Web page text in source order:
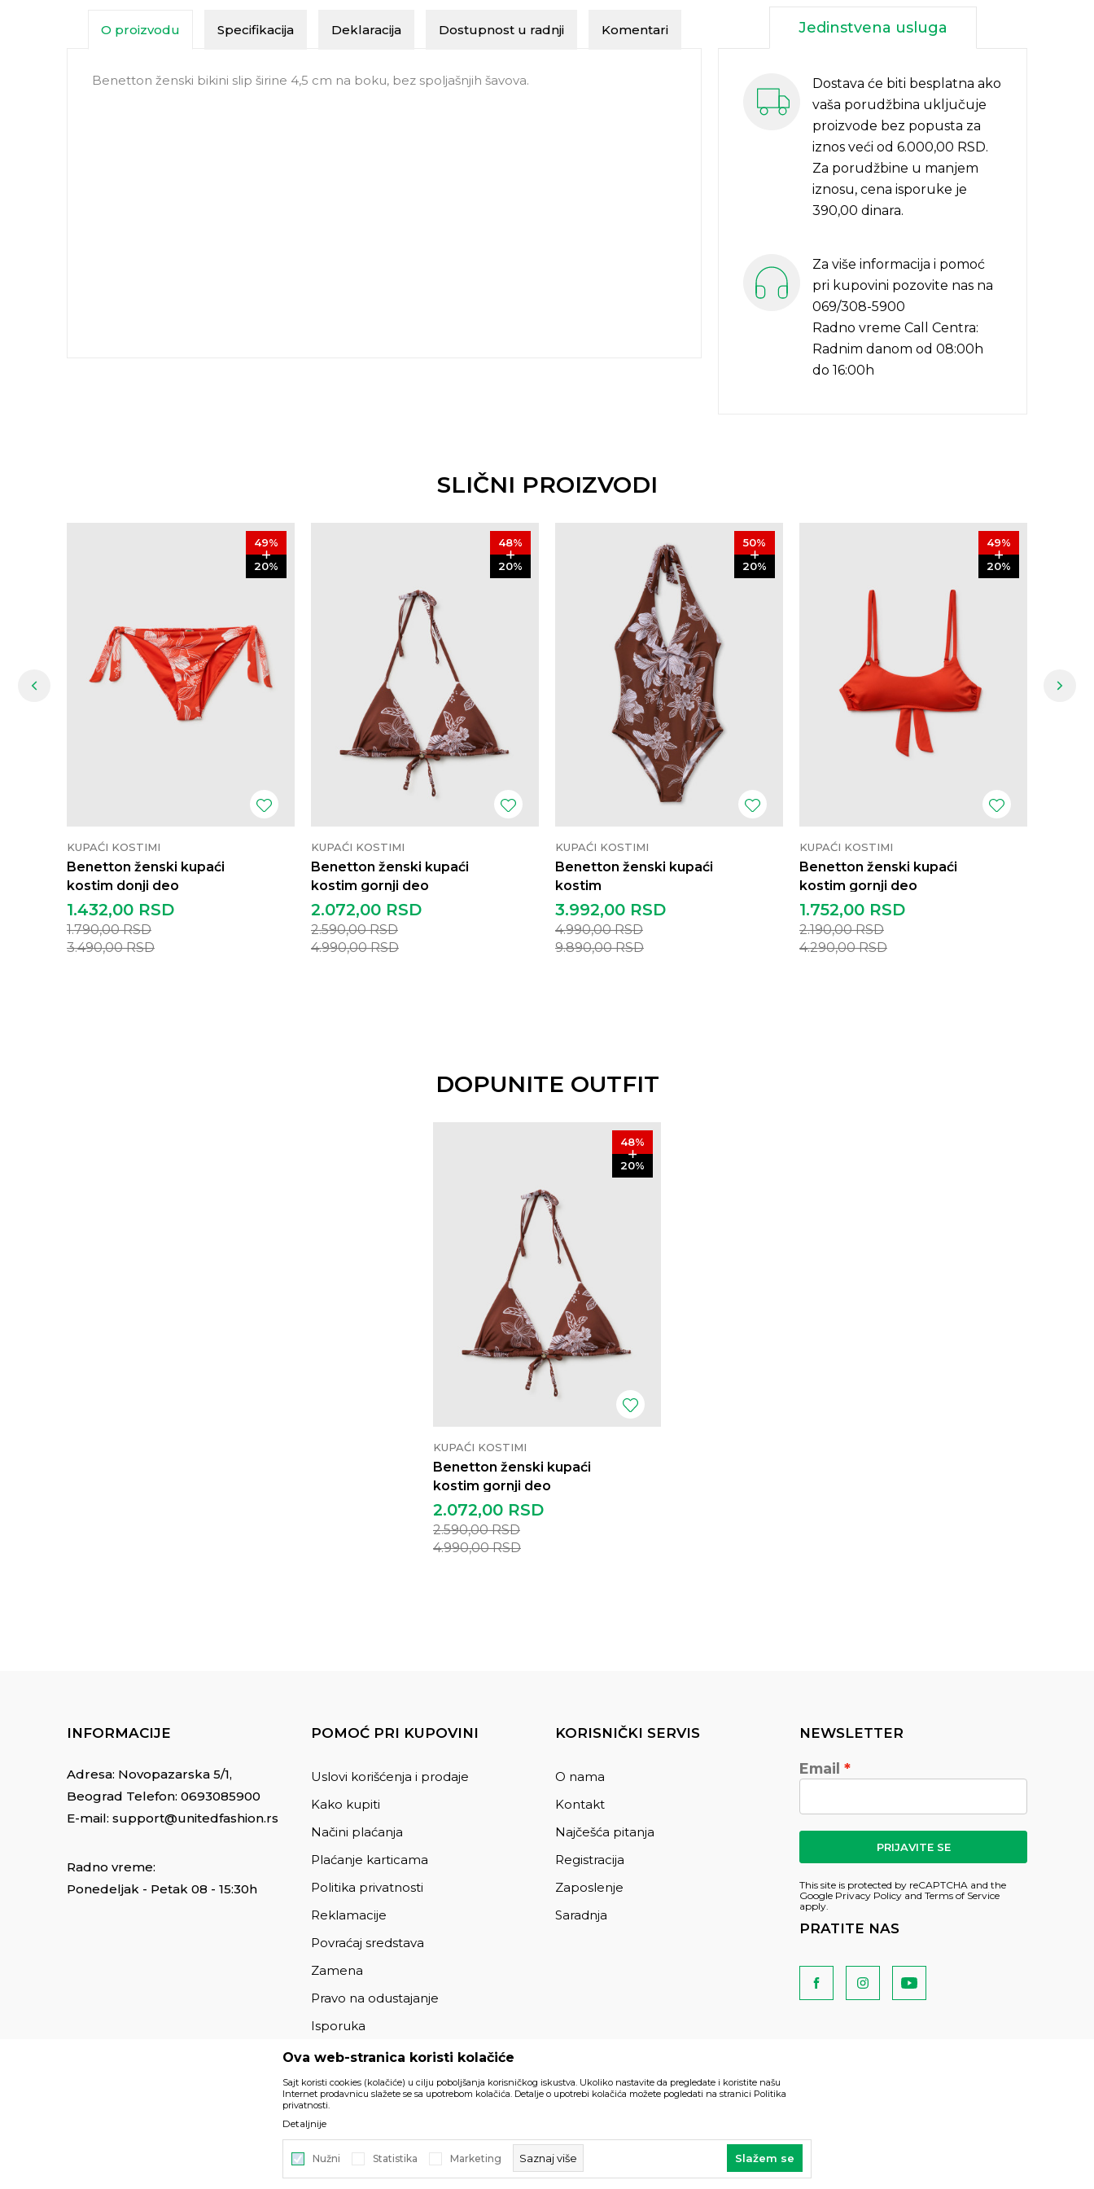
O proizvodu Specifikacija Deklaracija Dostupnost u radnji Komentari
Benetton ženski bikini slip širine 4,5 cm na boku, bez spoljašnjih šavova.
Jedinstvena usluga
Dostava će biti besplatna ako
vaša porudžbina uključuje
proizvode bez popusta za
iznos veći od 6.000,00 RSD.
Za porudžbine u manjem
iznosu, cena isporuke je
390,00 dinara.
Za više informacija i pomoć
pri kupovini pozovite nas na
069/308-5900
Radno vreme Call Centra:
Radnim danom od 08:00h
do 16:00h
SLIČNI PROIZVODI
49%
20%
KUPAĆI KOSTIMI
Benetton ženski kupaći
kostim donji deo
1.432,00 RSD
1.790,00RSD
3.490,00RSD
48%
20%
KUPAĆI KOSTIMI
Benetton ženski kupaći
kostim gornji deo
2.072,00 RSD
2.590,00RSD
4.990,00RSD
50%
20%
KUPAĆI KOSTIMI
Benetton ženski kupaći
kostim
3.992,00 RSD
4.990,00RSD
9.890,00RSD
49%
20%
KUPAĆI KOSTIMI
Benetton ženski kupaći
kostim gornji deo
1.752,00 RSD
2.190,00RSD
4.290,00RSD
DOPUNITE OUTFIT
48%
20%
KUPAĆI KOSTIMI
Benetton ženski kupaći
kostim gornji deo
2.072,00 RSD
2.590,00RSD
4.990,00RSD
INFORMACIJE
Adresa: Novopazarska 5/1,
Beograd Telefon: 0693085900
E-mail: support@unitedfashion.rs
Radno vreme:
Ponedeljak - Petak 08 - 15:30h
POMOĆ PRI KUPOVINI
Uslovi korišćenja i prodaje
Kako kupiti
Načini plaćanja
Plaćanje karticama
Politika privatnosti
Reklamacije
Povraćaj sredstava
Zamena
Pravo na odustajanje
Isporuka
KORISNIČKI SERVIS
O nama
Kontakt
Najčešća pitanja
Registracija
Zaposlenje
Saradnja
NEWSLETTER
Email
PRIJAVITE SE
This site is protected by reCAPTCHA and the
Google Privacy Policy and Terms of Service
apply.
PRATITE NAS
Podaci su informativnog karaktera i podložni su izmenama. Svi artikli prikazani na sajtu su
deo naše ponude i ne podrazumeva da su dostupni u svakom trenutku.
, IzradaNB SOFT
Ova web-stranica koristi kolačiće
Sajt koristi cookies (kolačiće) u cilju poboljšanja korisničkog iskustva. Ukoliko nastavite da pregledate i koristite našu
Internet prodavnicu slažete se sa upotrebom kolačića. Detalje o upotrebi kolačića možete pogledati na stranici Politika
privatnosti.
Detaljnije
Nužni Statistika Marketing Saznaj više Slažem se